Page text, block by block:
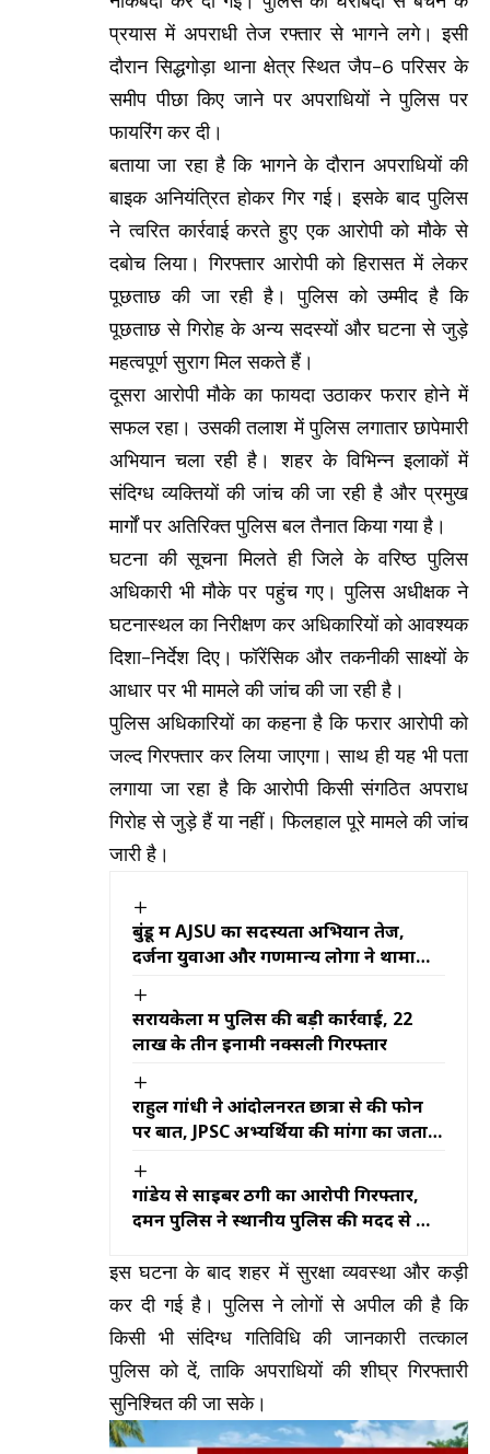
प्रयास में अपराधी तेज रफ्तार से भागने लगे। इसी
दौरान सिद्धगोड़ा थाना क्षेत्र स्थित जैप-6 परिसर के
समीप पीछा किए जाने पर अपराधियों ने पुलिस पर
फायरिंग कर दी।
बताया जा रहा है कि भागने के दौरान अपराधियों की
बाइक अनियंत्रित होकर गिर गई। इसके बाद पुलिस
ने त्वरित कार्रवाई करते हुए एक आरोपी को मौके से
दबोच लिया। गिरफ्तार आरोपी को हिरासत में लेकर
पूछताछ की जा रही है। पुलिस को उम्मीद है कि
पूछताछ से गिरोह के अन्य सदस्यों और घटना से जुड़े
महत्वपूर्ण सुराग मिल सकते हैं।
दूसरा आरोपी मौके का फायदा उठाकर फरार होने में
सफल रहा। उसकी तलाश में पुलिस लगातार छापेमारी
अभियान चला रही है। शहर के विभिन्न इलाकों में
संदिग्ध व्यक्तियों की जांच की जा रही है और प्रमुख
मार्गों पर अतिरिक्त पुलिस बल तैनात किया गया है।
घटना की सूचना मिलते ही जिले के वरिष्ठ पुलिस
अधिकारी भी मौके पर पहुंच गए। पुलिस अधीक्षक ने
घटनास्थल का निरीक्षण कर अधिकारियों को आवश्यक
दिशा-निर्देश दिए। फॉरेंसिक और तकनीकी साक्ष्यों के
आधार पर भी मामले की जांच की जा रही है।
पुलिस अधिकारियों का कहना है कि फरार आरोपी को
जल्द गिरफ्तार कर लिया जाएगा। साथ ही यह भी पता
लगाया जा रहा है कि आरोपी किसी संगठित अपराध
गिरोह से जुड़े हैं या नहीं। फिलहाल पूरे मामले की जांच
जारी है।
बुंडू में AJSU का सदस्यता अभियान तेज,
दर्जनों युवाओं और गणमान्य लोगों ने थामा
सरायकेला में पुलिस की बड़ी कार्रवाई, 22
लाख के तीन इनामी नक्सली गिरफ्तार
राहुल गांधी ने आंदोलनरत छात्रों से की फोन
पर बात, JPSC अभ्यर्थियों की मांगों का जताया
गांडेय से साइबर ठगी का आरोपी गिरफ्तार,
दमन पुलिस ने स्थानीय पुलिस की मदद से की
इस घटना के बाद शहर में सुरक्षा व्यवस्था और कड़ी
कर दी गई है। पुलिस ने लोगों से अपील की है कि
किसी भी संदिग्ध गतिविधि की जानकारी तत्काल
पुलिस को दें, ताकि अपराधियों की शीघ्र गिरफ्तारी
सुनिश्चित की जा सके।